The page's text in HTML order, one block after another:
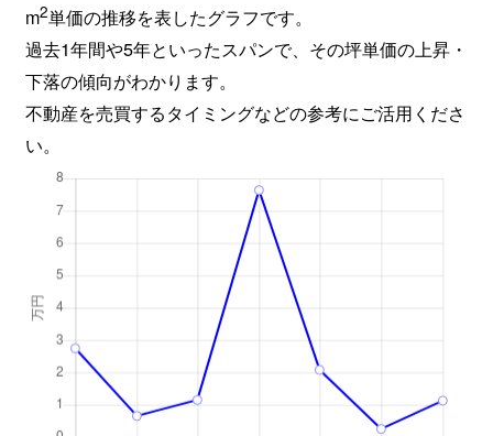
m2単価の推移を表したグラフです。
過去1年間や5年といったスパンで、その坪単価の上昇・
下落の傾向がわかります。
不動産を売買するタイミングなどの参考にご活用くださ
い。